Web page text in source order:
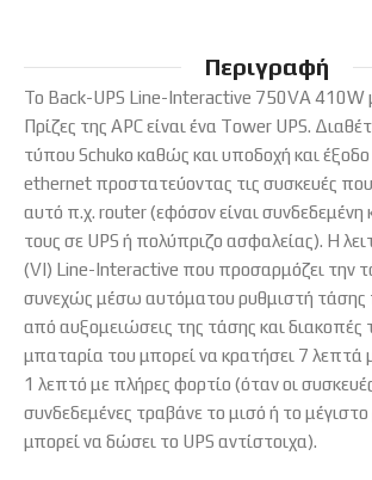
Περιγραφή
Το Back-UPS Line-Interactive 750VA 410W
Πρίζες της APC είναι ένα Tower UPS.
τύπου Schuko καθώς και υποδοχή και
ethernet προστατεύοντας τις συσκευές
αυτό π.χ. router (εφόσον είναι συνδεδεμένη
τους σε UPS ή πολύπριζο ασφαλείας). Η
(VI) Line-Interactive που προσαρμόζει την
συνεχώς μέσω αυτόματου ρυθμιστή τάσης
από αυξομειώσεις της τάσης και διακοπές
μπαταρία του μπορεί να κρατήσει 7 λεπτά
1 λεπτό με πλήρες φορτίο (όταν οι
συνδεδεμένες τραβάνε το μισό ή το
μπορεί να δώσει το UPS αντίστοιχα).